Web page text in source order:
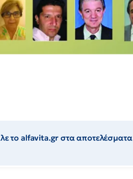
το alfavita.gr στα αποτελέσματα